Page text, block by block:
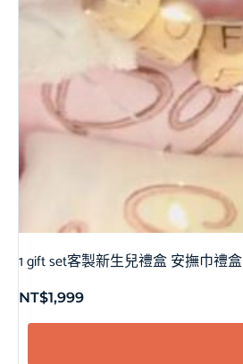
1 gift set客製新生兒禮盒 安撫巾禮盒
NT$1,999